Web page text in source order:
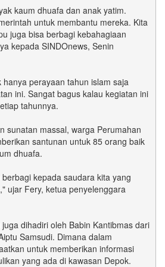
kaum dhuafa dan anak yatim.
untuk membantu mereka. Kita
juga bisa berbagi kebahagiaan
kepada SINDOnews, Senin
perayaan tahun islam saja
ini. Sangat bagus kalau kegiatan ini
tahunnya.
sunatan massal, warga Perumahan
santunan untuk 85 orang baik
dhuafa.
kepada saudara kita yang
ujar Fery, ketua penyelenggara
dihadiri oleh Babin Kantibmas dari
Samsudi. Dimana dalam
untuk memberikan informasi
yang ada di kawasan Depok.